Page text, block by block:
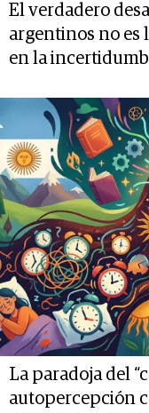
El verdadero
argentinos no es
en la
La paradoja del
autopercepción